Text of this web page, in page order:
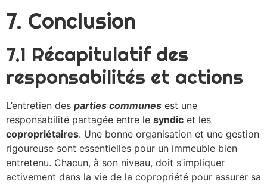
7. Conclusion
7.1 Récapitulatif des
responsabilités et actions
L’entretien des parties communes est une
responsabilité partagée entre le syndic et les
copropriétaires. Une bonne organisation et une gestion
rigoureuse sont essentielles pour un immeuble bien
entretenu. Chacun, à son niveau, doit s’impliquer
activement dans la vie de la copropriété pour assurer sa